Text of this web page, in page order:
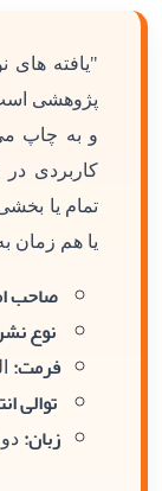
"یافته های
پژوهشی است
و به چاپ
کاربردی
تمام یا
یا هم زمان
صاحب
نوع
فرمت:
توالی
زبان: